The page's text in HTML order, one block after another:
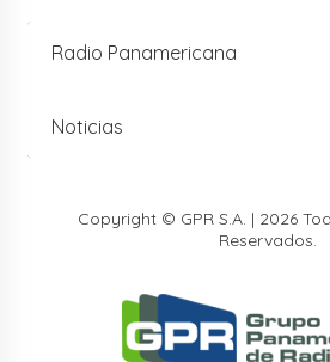
Radio Panamericana
Noticias
Copyright © GPR S.A. | 2026
Reservados.